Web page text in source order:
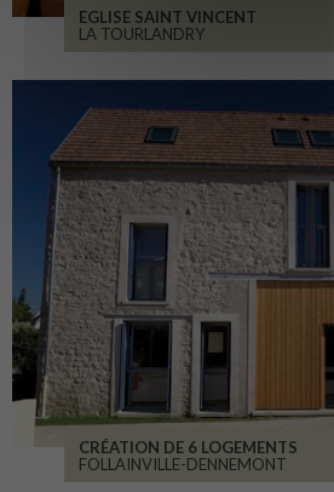
EGLISE SAINT VINCENT
LA TOURLANDRY
CRÉATION DE 6 LOGEMENTS
FOLLAINVILLE-DENNEMONT